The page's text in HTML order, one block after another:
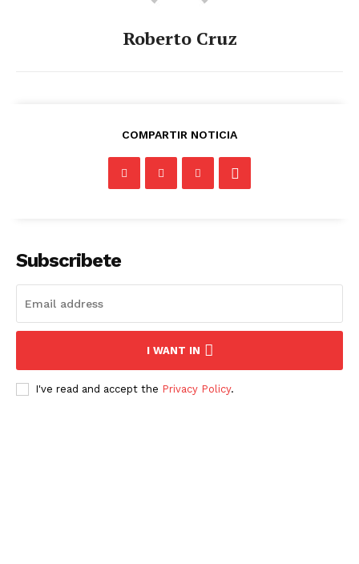
Roberto Cruz
COMPARTIR NOTICIA
Subscribete
I WANT IN
I've read and accept the Privacy Policy.